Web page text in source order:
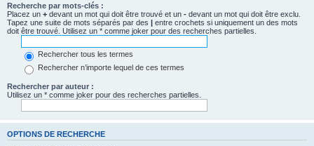
Recherche par mots-clés :
Placez un + devant un mot qui doit être trouvé et un - devant un mot qui doit être exclu.
Tapez une suite de mots séparés par des | entre crochets si uniquement un des mots
doit être trouvé. Utilisez un * comme joker pour des recherches partielles.
Rechercher tous les termes
Rechercher n’importe lequel de ces termes
Rechercher par auteur :
Utilisez un * comme joker pour des recherches partielles.
OPTIONS DE RECHERCHE